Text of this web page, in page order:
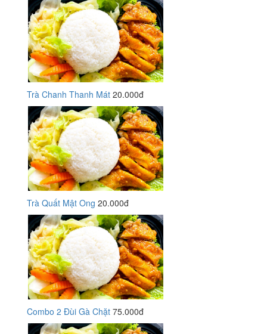
Trà Chanh Thanh Mát 20.000đ
Trà Quất Mật Ong 20.000đ
Combo 2 Đùi Gà Chặt 75.000đ